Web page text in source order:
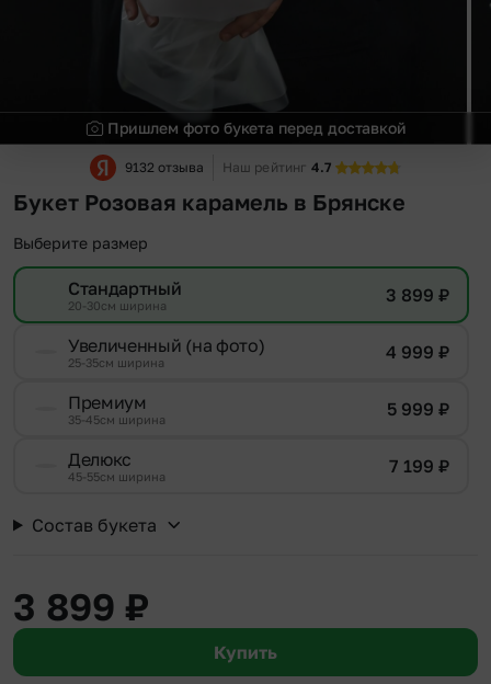
Пришлем фото букета перед доставкой
9132 отзыва Наш рейтинг 4.7
Букет Розовая карамель в Брянске
Выберите размер
Стандартный
20-30см ширина 3 899 ₽
Увеличенный (на фото)
25-35см ширина 4 999 ₽
Премиум
35-45см ширина 5 999 ₽
Делюкс
45-55см ширина 7 199 ₽
Состав букета
3 899 ₽
Купить